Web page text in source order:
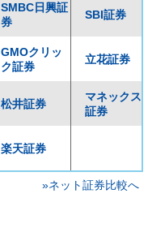
SMBC日興証
券
SBI証券
GMOクリッ
ク証券
立花証券
松井証券
マネックス
証券
楽天証券
»ネット証券比較へ